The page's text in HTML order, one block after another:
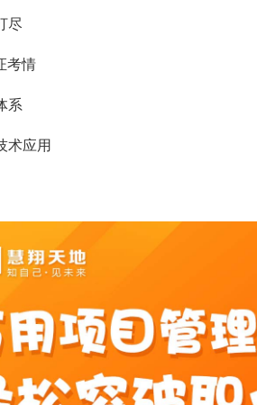
尽
考情
系
应用